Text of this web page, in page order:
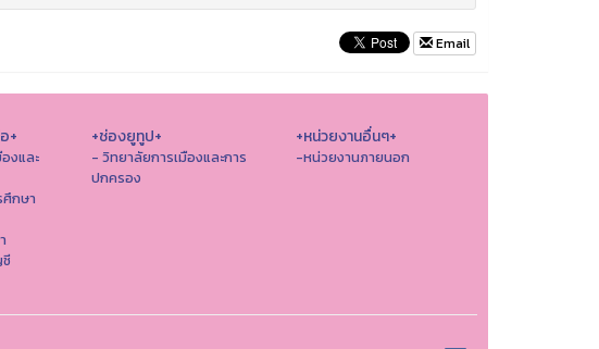
Email
+
งและ
กษา
+ช่องยูทูป+
- วิทยาลัยการเมืองและการ
ปกครอง
+หน่วยงานอื่นๆ+
-หน่วยงานภายนอก